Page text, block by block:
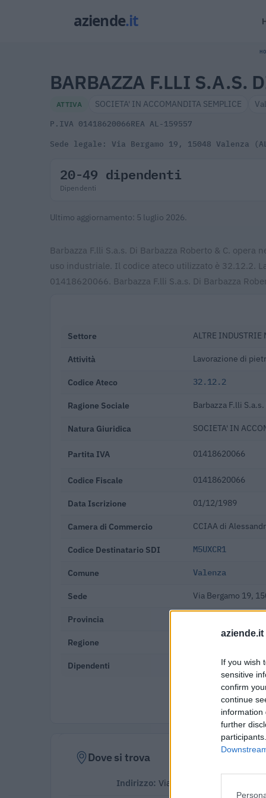
aziende.it
If you wish
sensitive
confirm
continue
information
further
BARBAZZA F.LLI S.A.S.
ATTIVA SOCIETA' IN ACCOMANDITA SEMPLICE
P.IVA 01418620066REA AL-159557
Sede legale: Via Bergamo 19, 15048 Valenza
20-49 dipendenti
Dipendenti
Ultimo aggiornamento: 5 luglio 2026.
Barbazza F.lli S.a.s. Di Barbazza Roberto & C.
uso industriale. Il codice ateco utilizzato è 32.12.2.
01418620066. Barbazza F.lli S.a.s. Di Barbazza
Settore ALTRE INDUSTRIE
Attività Lavorazione di
Codice Ateco 32.12.2
Ragione Sociale Barbazza F.lli
Natura Giuridica SOCIETA' IN
Partita IVA 01418620066
Codice Fiscale 01418620066
Data Iscrizione 01/12/1989
Camera di Commercio CCIAA di
Codice Destinatario SDI M5UXCR1
Comune Valenza
Sede Via Bergamo 19,
Provincia
Regione
Dipendenti 20-49 dipendenti
Dove si trova
Indirizzo: Via Bergamo 19, 15048